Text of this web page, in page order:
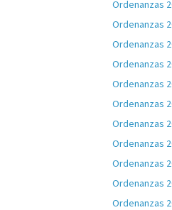
Ordenanzas
Ordenanzas
Ordenanzas
Ordenanzas
Ordenanzas
Ordenanzas
Ordenanzas
Ordenanzas
Ordenanzas
Ordenanzas
Ordenanzas